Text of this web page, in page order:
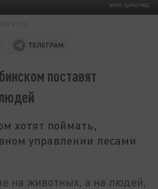
ФОТО: ЦАРЬГРАД.
поставят
хотят поймать,
управлении лесами
на животных, а на людей,